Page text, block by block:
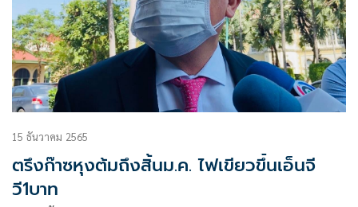
15 ธันวาคม 2565
ตรึงก๊าซหุงต้มถึงสิ้นม.ค. ไฟเขียวขึ้นเอ็นจี
วี1บาท